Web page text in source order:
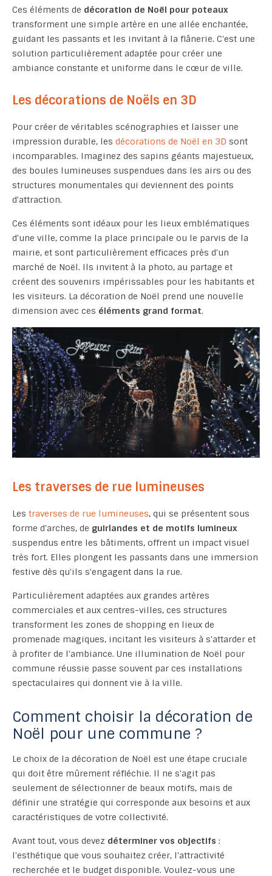
Ces éléments de décoration de Noël pour poteaux
transforment une simple artère en une allée enchantée,
guidant les passants et les invitant à la flânerie. C'est une
solution particulièrement adaptée pour créer une
ambiance constante et uniforme dans le cœur de ville.
Les décorations de Noëls en 3D
Pour créer de véritables scénographies et laisser une
impression durable, les décorations de Noël en 3D sont
incomparables. Imaginez des sapins géants majestueux,
des boules lumineuses suspendues dans les airs ou des
structures monumentales qui deviennent des points
d'attraction.
Ces éléments sont idéaux pour les lieux emblématiques
d'une ville, comme la place principale ou le parvis de la
mairie, et sont particulièrement efficaces près d'un
marché de Noël. Ils invitent à la photo, au partage et
créent des souvenirs impérissables pour les habitants et
les visiteurs. La décoration de Noël prend une nouvelle
dimension avec ces éléments grand format.
Les traverses de rue lumineuses
Les traverses de rue lumineuses, qui se présentent sous
forme d'arches, de guirlandes et de motifs lumineux
suspendus entre les bâtiments, offrent un impact visuel
très fort. Elles plongent les passants dans une immersion
festive dès qu'ils s'engagent dans la rue.
Particulièrement adaptées aux grandes artères
commerciales et aux centres-villes, ces structures
transforment les zones de shopping en lieux de
promenade magiques, incitant les visiteurs à s'attarder et
à profiter de l'ambiance. Une illumination de Noël pour
commune réussie passe souvent par ces installations
spectaculaires qui donnent vie à la ville.
Comment choisir la décoration de
Noël pour une commune ?
Le choix de la décoration de Noël est une étape cruciale
qui doit être mûrement réfléchie. Il ne s'agit pas
seulement de sélectionner de beaux motifs, mais de
définir une stratégie qui corresponde aux besoins et aux
caractéristiques de votre collectivité.
Avant tout, vous devez déterminer vos objectifs :
l'esthétique que vous souhaitez créer, l'attractivité
recherchée et le budget disponible. Voulez-vous une